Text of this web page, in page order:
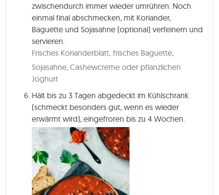
zwischendurch immer wieder umrühren. Noch
einmal final abschmecken, mit Koriander,
Baguette und Sojasahne (optional) verfeinern und
servieren.
Frisches Korianderblatt, frisches Baguette,
Sojasahne, Cashewcreme oder pflanzlichen
Joghurt
Hält bis zu 3 Tagen abgedeckt im Kühlschrank
(schmeckt besonders gut, wenn es wieder
erwärmt wird), eingefroren bis zu 4 Wochen.